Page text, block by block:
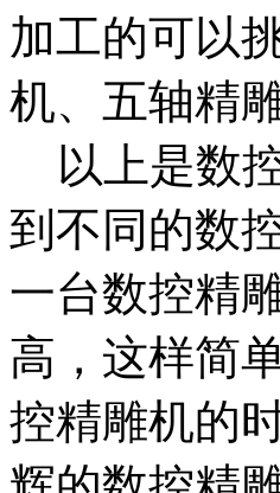
加工的可以
机、五轴精
以上是数
到不同的数
一台数控精
高，这样简
控精雕机的